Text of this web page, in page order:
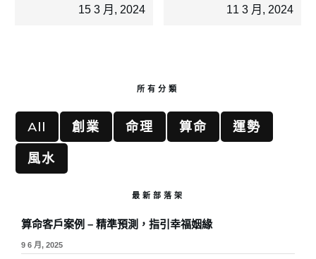
15 3 月, 2024
11 3 月, 2024
所有分類
All 創業 命理 算命
運勢
風水
最新部落架
算命客戶案例 – 精準預測，指引幸福姻緣
9 6 月, 2025